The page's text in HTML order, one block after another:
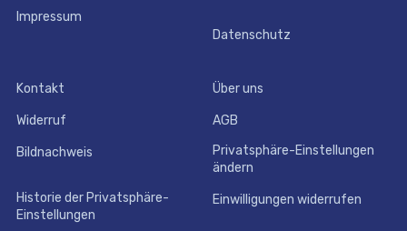
Impressum
Datenschutz
Kontakt Über uns
Widerruf AGB
Bildnachweis
Privatsphäre-Einstellungen
ändern
Historie der Privatsphäre-
Einstellungen
Einwilligungen widerrufen